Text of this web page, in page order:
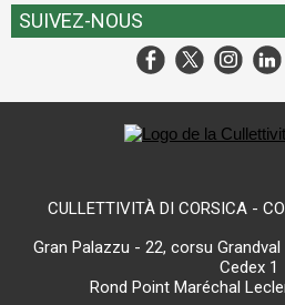
SUIVEZ-NOUS
CULLETTIVITÀ DI CORSICA -
Gran Palazzu - 22, corsu
Cedex 1
Rond Point Maréchal